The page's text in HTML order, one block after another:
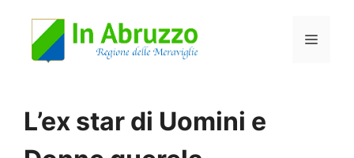
Menu
L’ex star di Uomini e